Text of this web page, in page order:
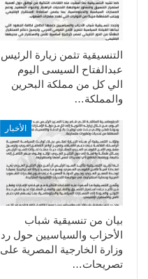
التنسيقية تثمن زيارة الرئيس
عبدالفتاح السيسى اليوم
الي كل من مملكة البحرين
والمملكة…
الأخبار
بيان من تنسيقية شباب
الأحزاب والسياسيين حول رد
وزارة الخارجية المصرية على
تصريحات…